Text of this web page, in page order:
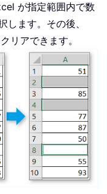
が指定範囲内で数
します。その後、
リアできます。